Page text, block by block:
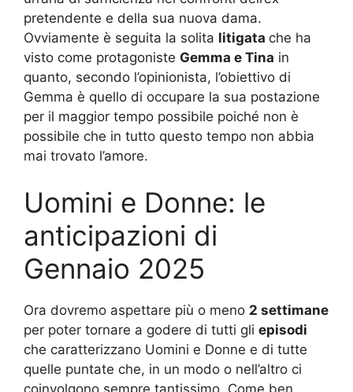
pretendente e della sua nuova dama.
Ovviamente è seguita la solita litigata che ha
visto come protagoniste Gemma e Tina in
quanto, secondo l’opinionista, l’obiettivo di
Gemma è quello di occupare la sua postazione
per il maggior tempo possibile poiché non è
possibile che in tutto questo tempo non abbia
mai trovato l’amore.
Uomini e Donne: le
anticipazioni di
Gennaio 2025
Ora dovremo aspettare più o meno 2 settimane
per poter tornare a godere di tutti gli episodi
che caratterizzano Uomini e Donne e di tutte
quelle puntate che, in un modo o nell’altro ci